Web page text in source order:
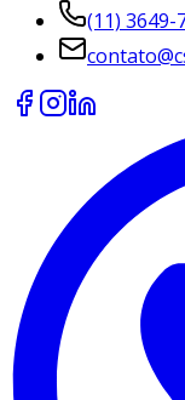
(11) 3649-